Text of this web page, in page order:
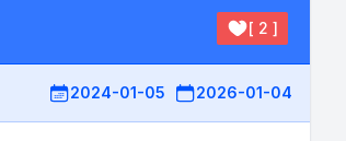
[ 2 ]
2024-01-05 2026-01-04